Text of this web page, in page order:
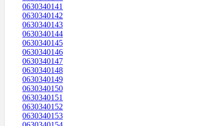
0630340141
0630340142
0630340143
0630340144
0630340145
0630340146
0630340147
0630340148
0630340149
0630340150
0630340151
0630340152
0630340153